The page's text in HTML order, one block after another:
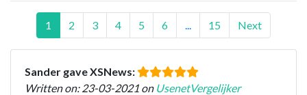
1 2 3 4 5 6 15 Next
Sander gave XSNews:
Written on: 23-03-2021 on UsenetVergelijker